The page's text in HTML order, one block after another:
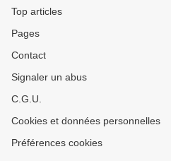
Top articles
Pages
Contact
Signaler un abus
C.G.U.
Cookies et données personnelles
Préférences cookies